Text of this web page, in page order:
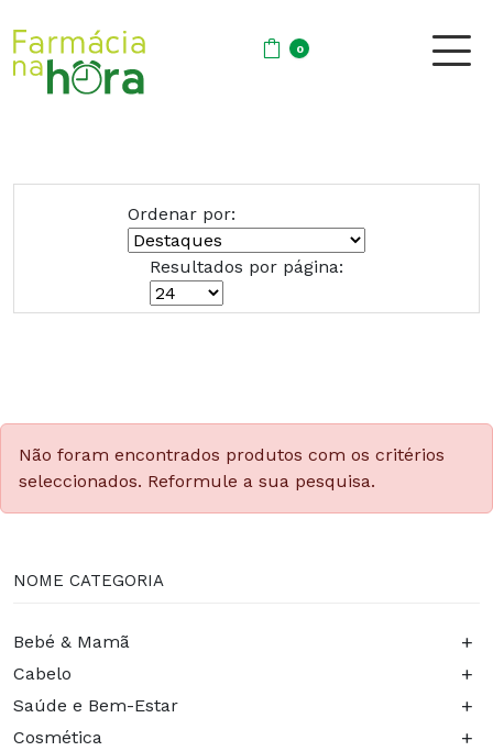
0
Ordenar por:
Resultados por página:
Não foram encontrados produtos com os critérios
seleccionados. Reformule a sua pesquisa.
NOME CATEGORIA
Bebé & Mamã +
Cabelo +
Saúde e Bem-Estar +
Cosmética +